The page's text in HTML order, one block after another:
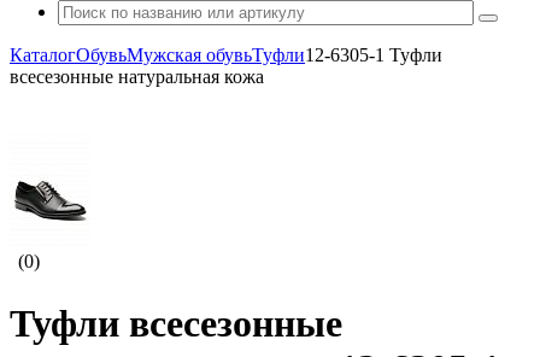
КаталогОбувьМужская обувьТуфли12-6305-1 Туфли
всесезонные натуральная кожа
(0)
Туфли всесезонные